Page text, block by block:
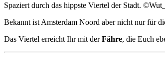
Spaziert durch das hippste Viertel der Stadt.
Bekannt ist Amsterdam Noord aber nicht nur für
Das Viertel erreicht Ihr mit derFähre, die Euch